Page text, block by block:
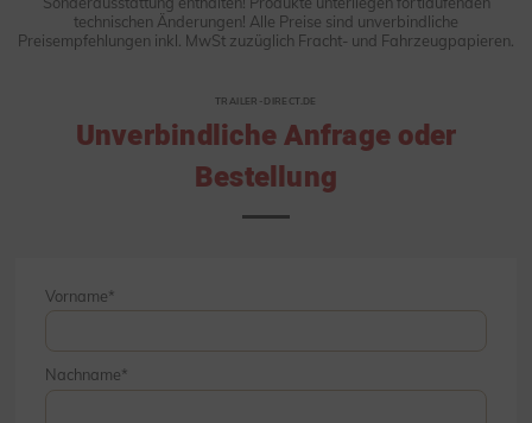
technischen Änderungen! Alle Preise sind unverbindliche
Preisempfehlungen inkl. MwSt zuzüglich Fracht- und Fahrzeugpapieren.
TRAILER-DIRECT.DE
Unverbindliche Anfrage oder
Bestellung
Vorname
Nachname